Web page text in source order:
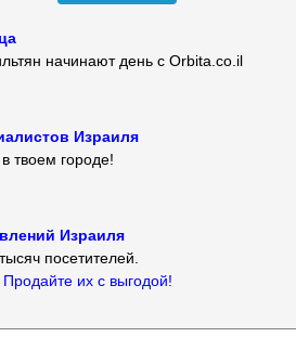
начинают день с Orbita.co.il
Израиля
твоем городе!
Израиля
посетителей.
Продайте их с выгодой!